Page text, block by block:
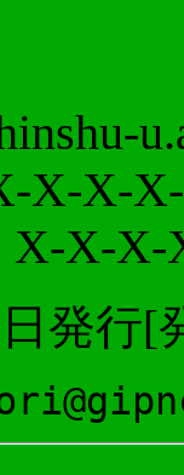
X-X-
X-X-X-
発行[